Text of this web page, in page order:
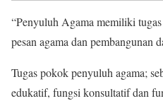
“Penyuluh Agama memiliki
pesan agama dan pembangunan
Tugas pokok penyuluh agama;
edukatif, fungsi konsultatif dan